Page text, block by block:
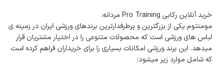
خرید آنلاین رکابی Pro Training مردانه:
مومنتوم یکی از بزرگترین و پرطرفدارترین برندهای ورزشی ایران در زمینه ی
لباس های ورزشی است که محصولات متنوعی را در اختیار مشتریان قرار
میدهد. این برند ورزشی امکانات بسیاری را برای خریداران فراهم کرده است
که شامل موارد زیر میشود: